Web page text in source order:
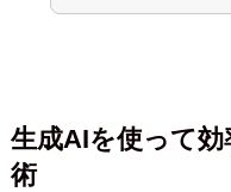
生成AIを使って
術